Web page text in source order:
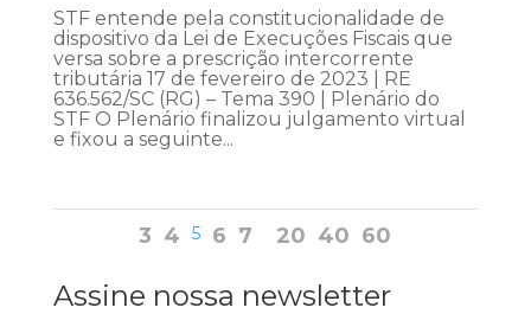
STF entende pela constitucionalidade de
dispositivo da Lei de Execuções Fiscais que
versa sobre a prescrição intercorrente
tributária 17 de fevereiro de 2023 | RE
636.562/SC (RG) – Tema 390 | Plenário do
STF O Plenário finalizou julgamento virtual
e fixou a seguinte...
3 4 5 6 7 20 40 60
Assine nossa newsletter